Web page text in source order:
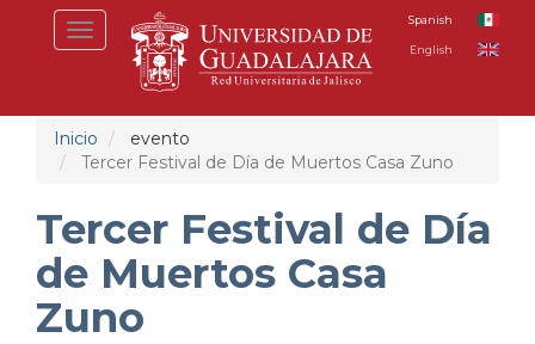
Toggle
navigation
Spanish
English
Inicio
evento
Tercer Festival de Día de Muertos Casa Zuno
Tercer Festival de Día
de Muertos Casa
Zuno